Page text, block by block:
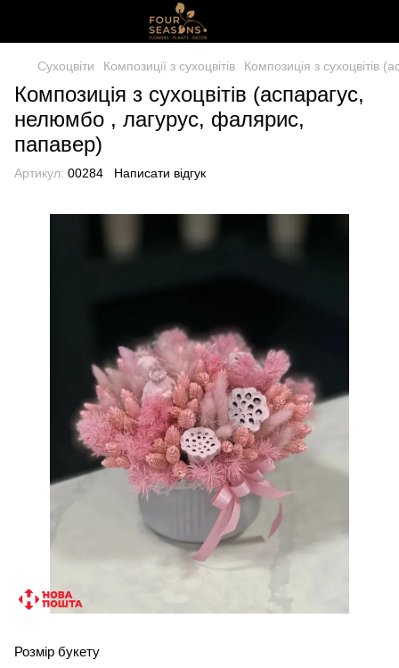
Сухоцвіти Композиції з сухоцвітів Композиція з сухоцвітів
Композиція з сухоцвітів (аспарагус,
нелюмбо , лагурус, фалярис,
папавер)
Артикул: 00284 Написати відгук
Розмір букету